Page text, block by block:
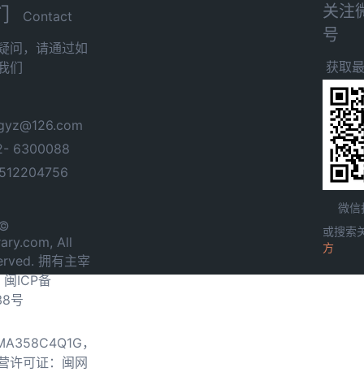
Contact
问，请通过如
们
6300088
All
拥有主宰
闽ICP备
号
，
许可证：闽网
关注
号
获取
微信
或搜索
方